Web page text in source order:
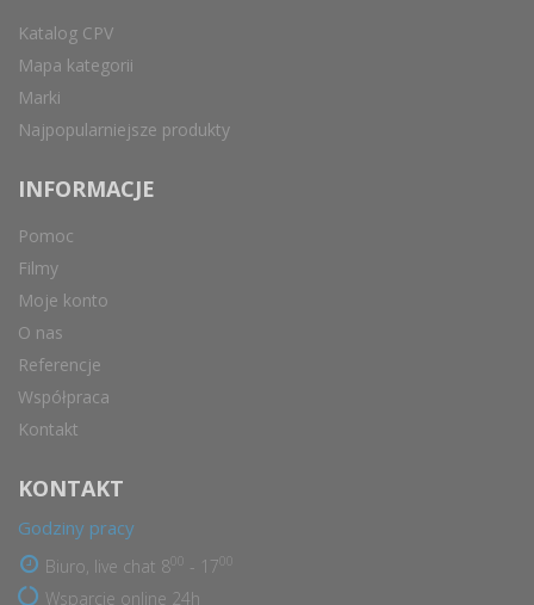
Katalog CPV
Mapa kategorii
Marki
Najpopularniejsze produkty
INFORMACJE
Pomoc
Filmy
Moje konto
O nas
Referencje
Współpraca
Kontakt
KONTAKT
Godziny pracy
Biuro, live chat 8 - 17
Wsparcie online 24h